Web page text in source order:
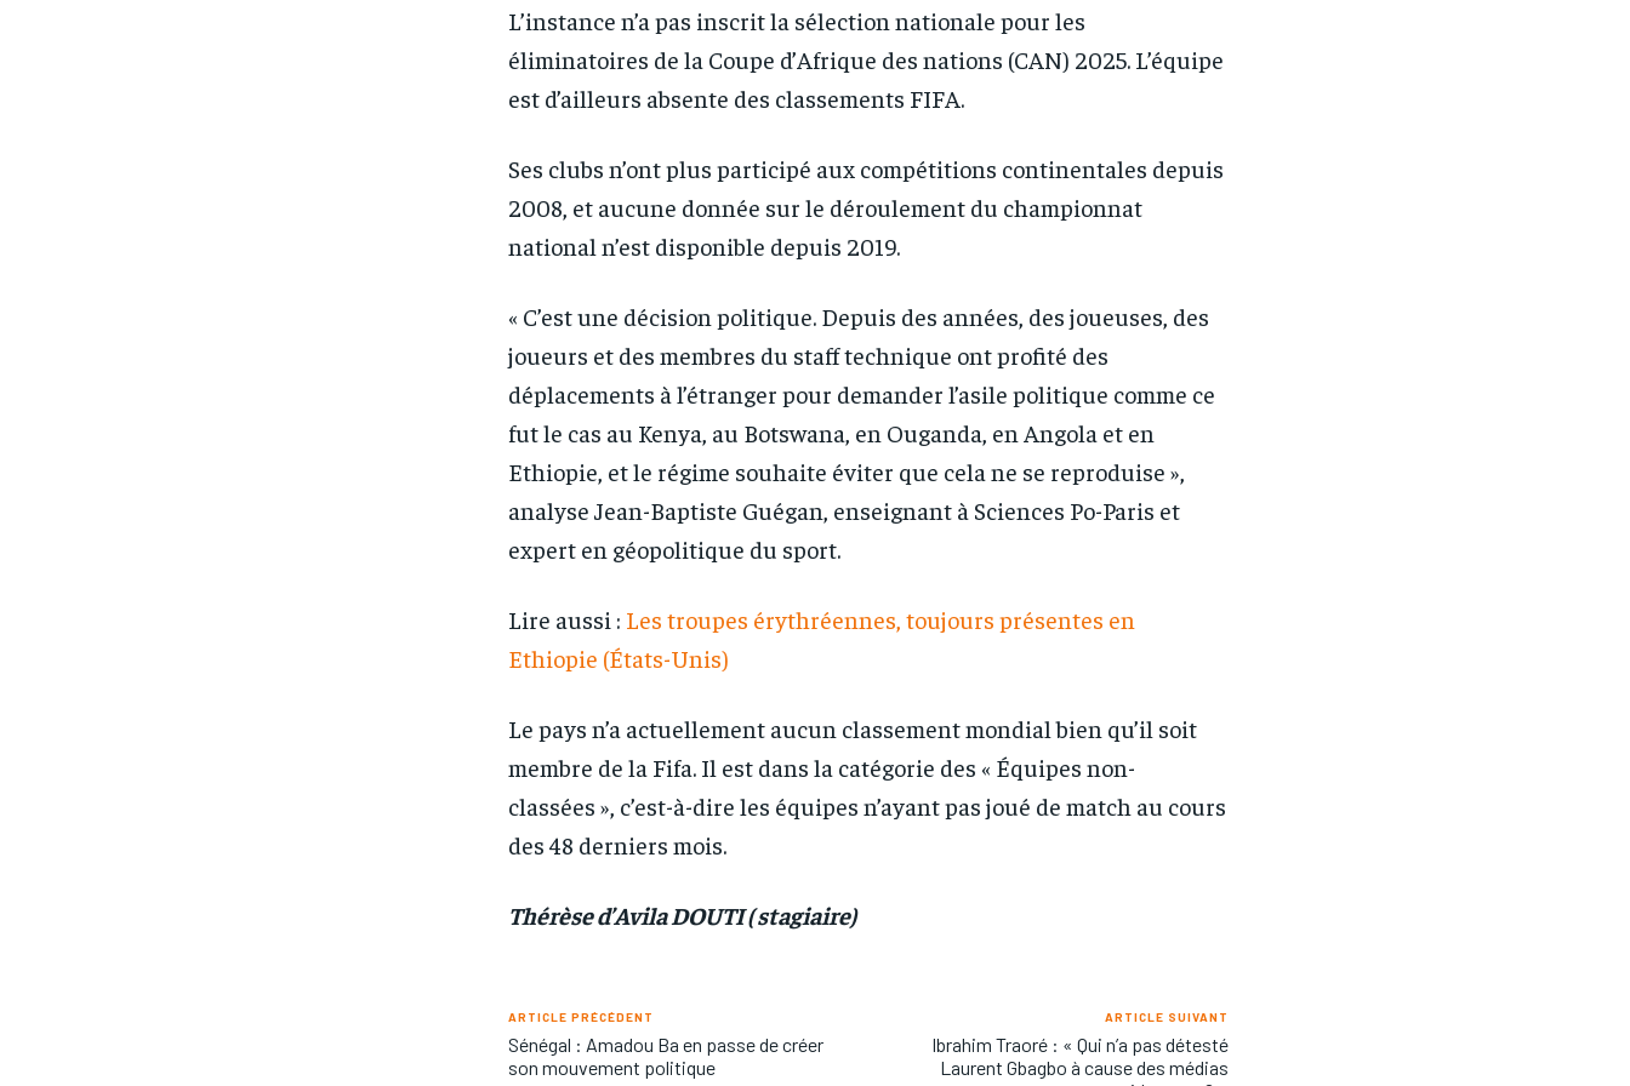
L’instance n’a pas inscrit la sélection nationale pour les
éliminatoires de la Coupe d’Afrique des nations (CAN) 2025. L’équipe
est d’ailleurs absente des classements FIFA.
Ses clubs n’ont plus participé aux compétitions continentales depuis
2008, et aucune donnée sur le déroulement du championnat
national n’est disponible depuis 2019.
« C’est une décision politique. Depuis des années, des joueuses, des
joueurs et des membres du staff technique ont profité des
déplacements à l’étranger pour demander l’asile politique comme ce
fut le cas au Kenya, au Botswana, en Ouganda, en Angola et en
Ethiopie, et le régime souhaite éviter que cela ne se reproduise »,
analyse Jean-Baptiste Guégan, enseignant à Sciences Po-Paris et
expert en géopolitique du sport.
Lire aussi : Les troupes érythréennes, toujours présentes en
Ethiopie (États-Unis)
Le pays n’a actuellement aucun classement mondial bien qu’il soit
membre de la Fifa. Il est dans la catégorie des « Équipes non-
classées », c’est-à-dire les équipes n’ayant pas joué de match au cours
des 48 derniers mois.
Thérèse d’Avila DOUTI ( stagiaire)
ARTICLE PRÉCÉDENT
Sénégal : Amadou Ba en passe de créer
son mouvement politique
ARTICLE SUIVANT
Ibrahim Traoré : « Qui n’a pas détesté
Laurent Gbagbo à cause des médias